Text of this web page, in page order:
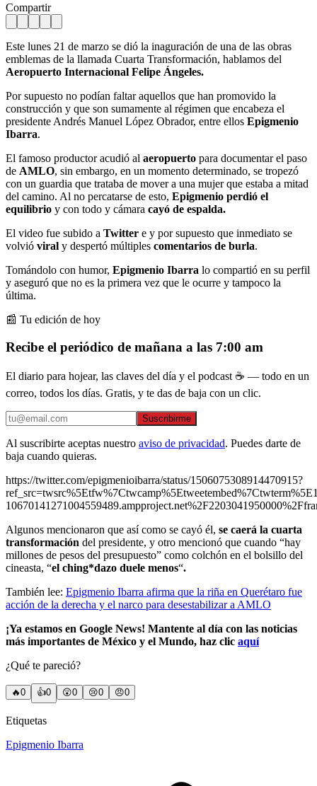
Compartir
Este lunes 21 de marzo se dió la inaguración de una de las obras
emblemas de la llamada Cuarta Transformación, hablamos del
Aeropuerto Internacional Felipe Ángeles.
Por supuesto no podían faltar aquellos que han promovido la
construcción y que son sumamente al régimen que encabeza el
presidente Andrés Manuel López Obrador, entre ellos Epigmenio
Ibarra.
El famoso productor acudió al aeropuerto para documentar el paso
de AMLO, sin embargo, en un momento determinado, se tropezó
con un guardia que trataba de mover a una mujer que estaba a mitad
del camino. Al no percatarse de esto, Epigmenio perdió el
equilibrio y con todo y cámara cayó de espalda.
El video fue subido a Twitter e y por supuesto que inmediato se
volvió viral y despertó múltiples comentarios de burla.
Tomándolo con humor, Epigmenio Ibarra lo compartió en su perfil
y aseguró que no es la primera vez que le ocurre y tampoco la
última.
📰 Tu edición de hoy
Recibe el periódico de mañana a las 7:00 am
El diario para hojear, las claves del día y el podcast ☕ — todo en un
correo, todos los días. Gratis, y te das de baja con un clic.
Suscribirme
Al suscribirte aceptas nuestro aviso de privacidad. Puedes darte de
baja cuando quieras.
https://twitter.com/epigmenioibarra/status/1506075308914470915?
Algunos mencionaron que así como se cayó él, se caerá la cuarta
transformación del presidente, y otro mencionó que cuando “hay
millones de pesos del presupuesto” como colchón en el bolsillo del
cineasta, “el ching*dazo duele menos“.
También lee: Epigmenio Ibarra afirma que la riña en Querétaro fue
acción de la derecha y el narco para desestabilizar a AMLO
¡Ya estamos en Google News! Mantente al día con las noticias
más importantes de México y el Mundo, haz clic aquí
¿Qué te pareció?
🔥0 👍0 😲0 😢0 😠0
Etiquetas
Epigmenio Ibarra